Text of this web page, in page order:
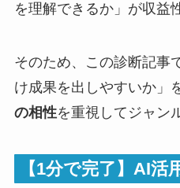
を理解できるか」が収益
そのため、この診断記事
け成果を出しやすいか」
の相性を重視してジャン
【1分で完了】AI活